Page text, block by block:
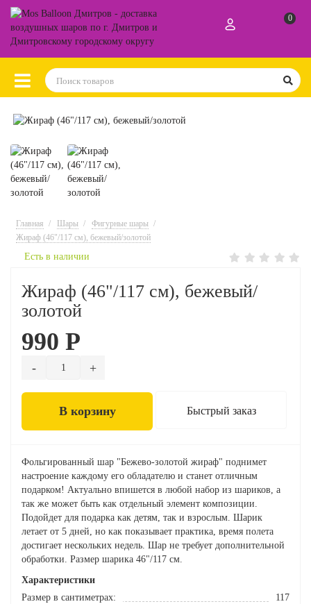
0
Главная Шары
Фигурные шары
Жираф (46"/117 см), бежевый/золотой
Есть в наличии
Жираф (46"/117 см), бежевый/
золотой
990 Р
В корзину Быстрый заказ
Фольгированный шар "Бежево-золотой жираф" поднимет
настроение каждому его обладателю и станет отличным
подарком! Актуально впишется в любой набор из шариков, а
так же может быть как отдельный элемент композиции.
Подойдет для подарка как детям, так и взрослым. Шарик
летает от 5 дней, но как показывает практика, время полета
достигает нескольких недель. Шар не требует дополнительной
обработки. Размер шарика 46"/117 см.
Характеристики
Размер в сантиметрах:
117